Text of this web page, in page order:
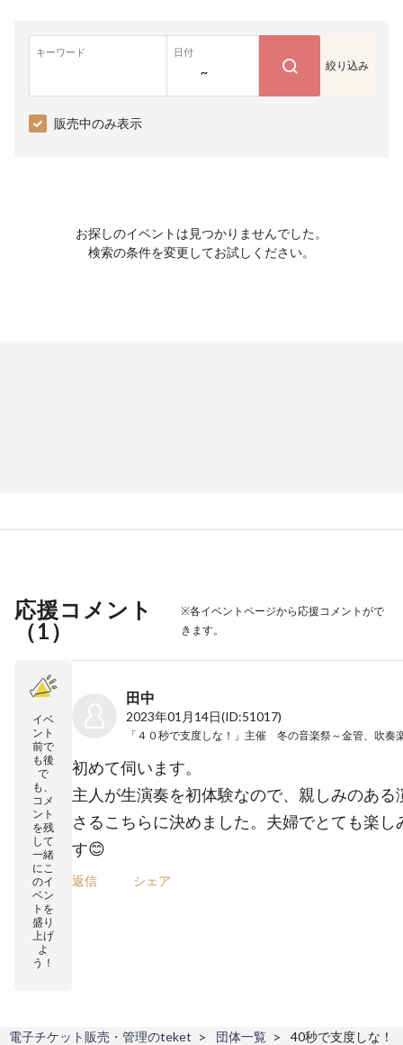
キーワード 日付
~ 絞り込み
販売中のみ表示
お探しのイベントは見つかりませんでした。
検索の条件を変更してお試しください。
応援コメント
（1）
※各イベントページから応援コメントがで
きます。
イベ
ント
前で
も後
で
も、
コメ
ント
を残
して
一緒
にこ
のイ
ベン
トを
盛り
上げ
よ
う！
田中
2023年01月14日(ID:51017)
初めて伺います。
主人が生演奏を初体験なので、親しみのある
さるこちらに決めました。夫婦でとても楽し
す😊
返信 シェア
電子チケット販売・管理のteket 団体一覧 40秒で支度しな！